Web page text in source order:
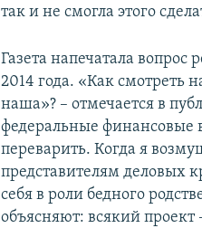
так и не смогла этого
Газета напечатала вопрос
2014 года. «Как смотреть
наша»? – отмечается в
федеральные финансовые
переварить. Когда я
представителям деловых
себя в роли бедного
объясняют: всякий проект